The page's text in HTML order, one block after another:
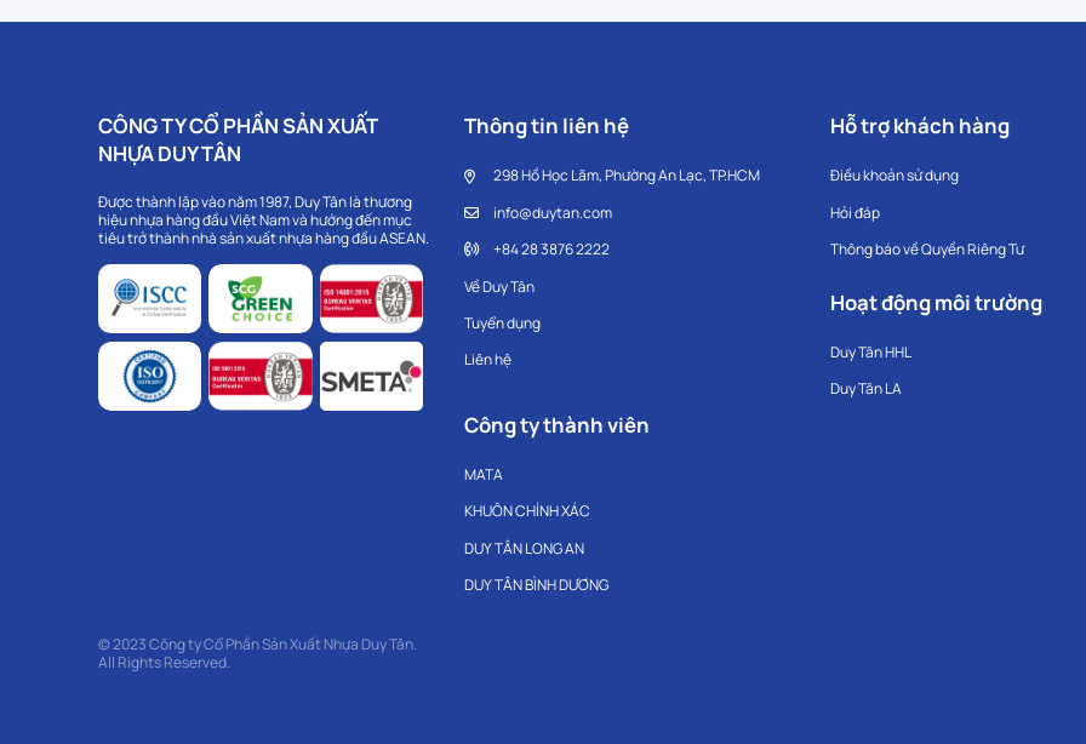
CÔNG TY CỔ PHẦN SẢN XUẤT
NHỰA DUY TÂN
Được thành lập vào năm 1987, Duy Tân là thương
hiệu nhựa hàng đầu Việt Nam và hướng đến mục
tiêu trở thành nhà sản xuất nhựa hàng đầu ASEAN.
Thông tin liên hệ
298 Hồ Học Lãm, Phường An Lạc, TP.HCM
info@duytan.com
+84 28 3876 2222
Về Duy Tân
Tuyển dụng
Liên hệ
Công ty thành viên
MATA
KHUÔN CHÍNH XÁC
DUY TÂN LONG AN
DUY TÂN BÌNH DƯƠNG
Hỗ trợ khách hàng
Điều khoản sử dụng
Hỏi đáp
Thông báo về Quyền Riêng Tư
Hoạt động môi trường
Duy Tân HHL
Duy Tân LA
© 2023 Công ty Cổ Phần Sản Xuất Nhựa Duy Tân.
All Rights Reserved.